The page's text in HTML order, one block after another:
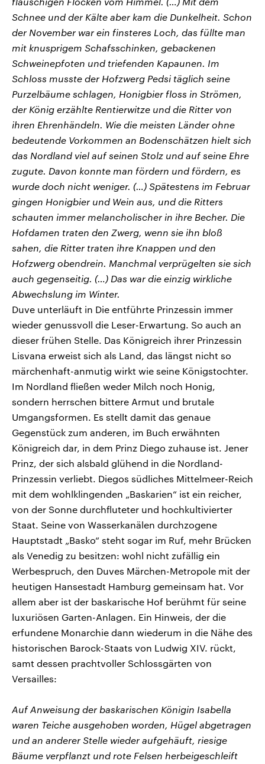
Schnee und der Kälte aber kam die Dunkelheit. Schon
der November war ein finsteres Loch, das füllte man
mit knusprigem Schafsschinken, gebackenen
Schweinepfoten und triefenden Kapaunen. Im
Schloss musste der Hofzwerg Pedsi täglich seine
Purzelbäume schlagen, Honigbier floss in Strömen,
der König erzählte Rentierwitze und die Ritter von
ihren Ehrenhändeln. Wie die meisten Länder ohne
bedeutende Vorkommen an Bodenschätzen hielt sich
das Nordland viel auf seinen Stolz und auf seine Ehre
zugute. Davon konnte man fördern und fördern, es
wurde doch nicht weniger. (…) Spätestens im Februar
gingen Honigbier und Wein aus, und die Ritters
schauten immer melancholischer in ihre Becher. Die
Hofdamen traten den Zwerg, wenn sie ihn bloß
sahen, die Ritter traten ihre Knappen und den
Hofzwerg obendrein. Manchmal verprügelten sie sich
auch gegenseitig. (…) Das war die einzig wirkliche
Abwechslung im Winter.
Duve unterläuft in Die entführte Prinzessin immer
wieder genussvoll die Leser-Erwartung. So auch an
dieser frühen Stelle. Das Königreich ihrer Prinzessin
Lisvana erweist sich als Land, das längst nicht so
märchenhaft-anmutig wirkt wie seine Königstochter.
Im Nordland fließen weder Milch noch Honig,
sondern herrschen bittere Armut und brutale
Umgangsformen. Es stellt damit das genaue
Gegenstück zum anderen, im Buch erwähnten
Königreich dar, in dem Prinz Diego zuhause ist. Jener
Prinz, der sich alsbald glühend in die Nordland-
Prinzessin verliebt. Diegos südliches Mittelmeer-Reich
mit dem wohlklingenden „Baskarien“ ist ein reicher,
von der Sonne durchfluteter und hochkultivierter
Staat. Seine von Wasserkanälen durchzogene
Hauptstadt „Basko“ steht sogar im Ruf, mehr Brücken
als Venedig zu besitzen: wohl nicht zufällig ein
Werbespruch, den Duves Märchen-Metropole mit der
heutigen Hansestadt Hamburg gemeinsam hat. Vor
allem aber ist der baskarische Hof berühmt für seine
luxuriösen Garten-Anlagen. Ein Hinweis, der die
erfundene Monarchie dann wiederum in die Nähe des
historischen Barock-Staats von Ludwig XIV. rückt,
samt dessen prachtvoller Schlossgärten von
Versailles:
Auf Anweisung der baskarischen Königin Isabella
waren Teiche ausgehoben worden, Hügel abgetragen
und an anderer Stelle wieder aufgehäuft, riesige
Bäume verpflanzt und rote Felsen herbeigeschleift